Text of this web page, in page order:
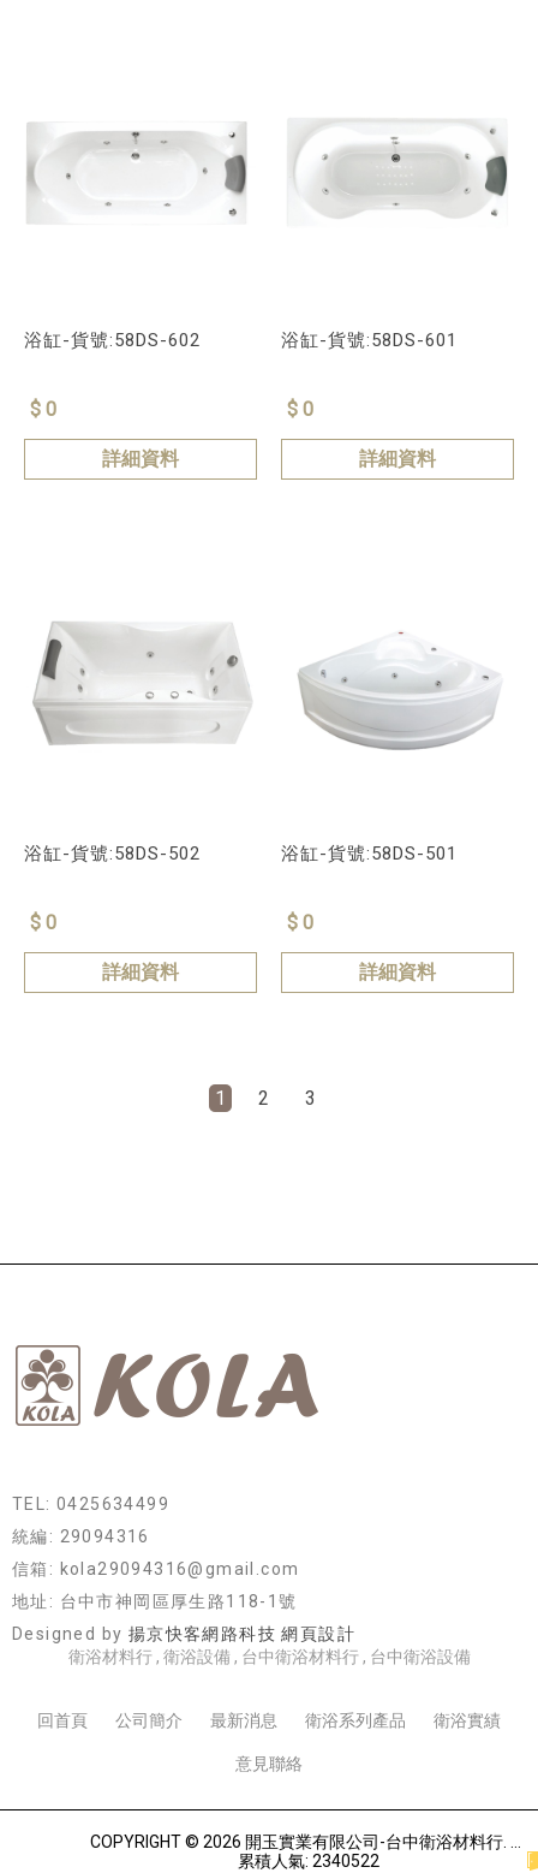
浴缸-貨號:58DS-602
$ 0
詳細資料
浴缸-貨號:58DS-601
$ 0
詳細資料
浴缸-貨號:58DS-502
$ 0
詳細資料
浴缸-貨號:58DS-501
$ 0
詳細資料
1 2 3
TEL: 0425634499
統編: 29094316
信箱: kola29094316@gmail.com
地址: 台中市神岡區厚生路118-1號
Designed by 揚京快客網路科技 網頁設計
衛浴材料行 衛浴設備 台中衛浴材料行 台中衛浴設備
回首頁 公司簡介 最新消息 衛浴系列產品 衛浴實績
意見聯絡
累積人氣: 2340522